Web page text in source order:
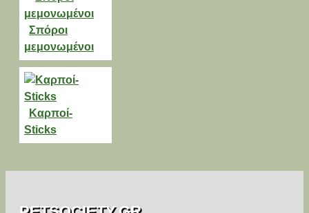
Σπόροι
μεμονωμένοι
Καρποί-
Sticks